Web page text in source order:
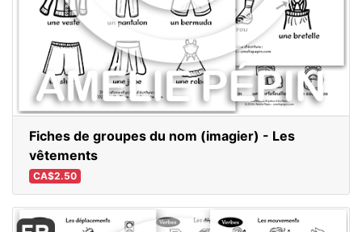
Fiches de groupes du nom (imagier) - Les
vêtements
CA$2.50